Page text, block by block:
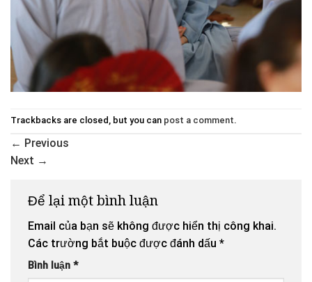
Trackbacks are closed, but you can post a comment.
← Previous
Next →
Để lại một bình luận
Email của bạn sẽ không được hiển thị công khai.
Các trường bắt buộc được đánh dấu *
Bình luận *